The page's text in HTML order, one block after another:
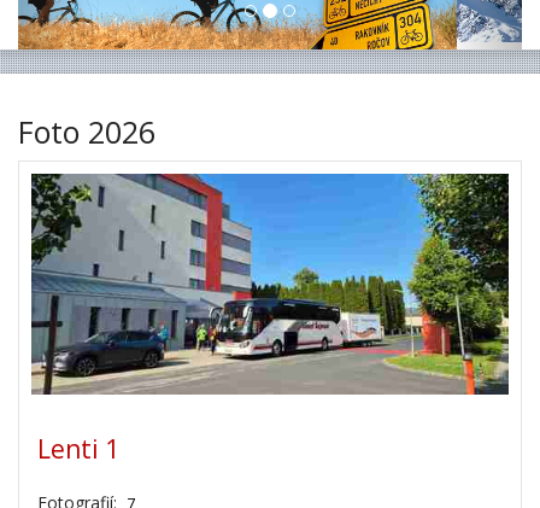
Foto 2026
Lenti 1
Fotografií: 7